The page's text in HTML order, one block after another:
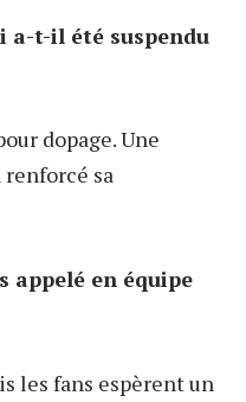
a-t-il été suspendu
dopage. Une
sa
appelé en équipe
les fans espèrent un